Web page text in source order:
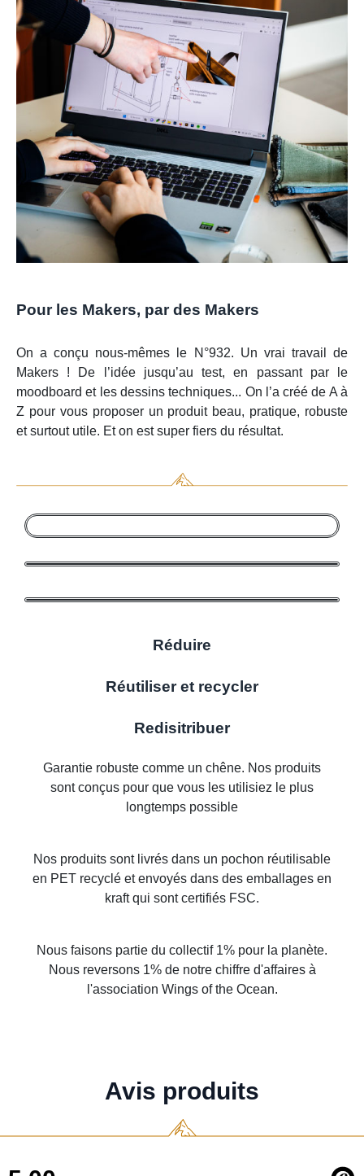
Pour les Makers, par des Makers
On a conçu nous-mêmes le N°932. Un vrai travail de
Makers ! De l’idée jusqu’au test, en passant par le
moodboard et les dessins techniques... On l’a créé de A à
Z pour vous proposer un produit beau, pratique, robuste
et surtout utile. Et on est super fiers du résultat.
Réduire
Réutiliser et recycler
Redisitribuer
Garantie robuste comme un chêne. Nos produits
sont conçus pour que vous les utilisiez le plus
longtemps possible
Nos produits sont livrés dans un pochon réutilisable
en PET recyclé et envoyés dans des emballages en
kraft qui sont certifiés FSC.
Nous faisons partie du collectif 1% pour la planète.
Nous reversons 1% de notre chiffre d'affaires à
l'association Wings of the Ocean.
Avis produits